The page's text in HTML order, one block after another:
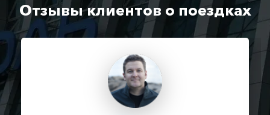
Отзывы клиентов о поездках